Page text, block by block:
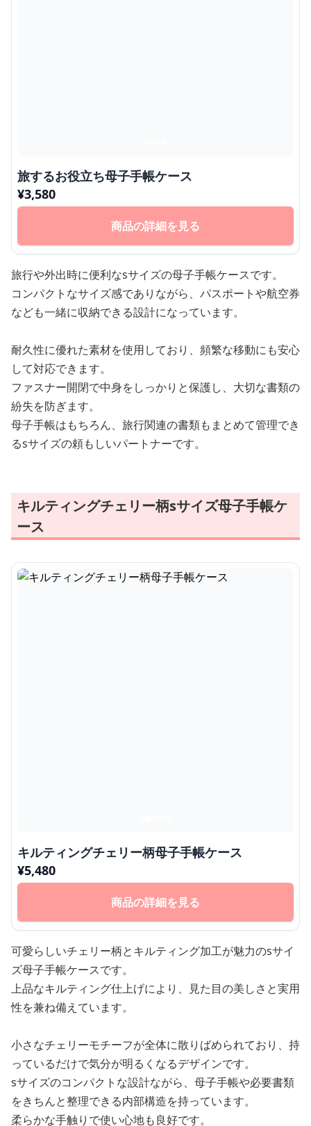
旅するお役立ち母子手帳ケース
¥3,580
商品の詳細を見る
旅行や外出時に便利なsサイズの母子手帳ケースです。
コンパクトなサイズ感でありながら、パスポートや航空券
なども一緒に収納できる設計になっています。
耐久性に優れた素材を使用しており、頻繁な移動にも安心
して対応できます。
ファスナー開閉で中身をしっかりと保護し、大切な書類の
紛失を防ぎます。
母子手帳はもちろん、旅行関連の書類もまとめて管理でき
るsサイズの頼もしいパートナーです。
キルティングチェリー柄sサイズ母子手帳ケ
ース
キルティングチェリー柄母子手帳ケース
¥5,480
商品の詳細を見る
可愛らしいチェリー柄とキルティング加工が魅力のsサイ
ズ母子手帳ケースです。
上品なキルティング仕上げにより、見た目の美しさと実用
性を兼ね備えています。
小さなチェリーモチーフが全体に散りばめられており、持
っているだけで気分が明るくなるデザインです。
sサイズのコンパクトな設計ながら、母子手帳や必要書類
をきちんと整理できる内部構造を持っています。
柔らかな手触りで使い心地も良好です。